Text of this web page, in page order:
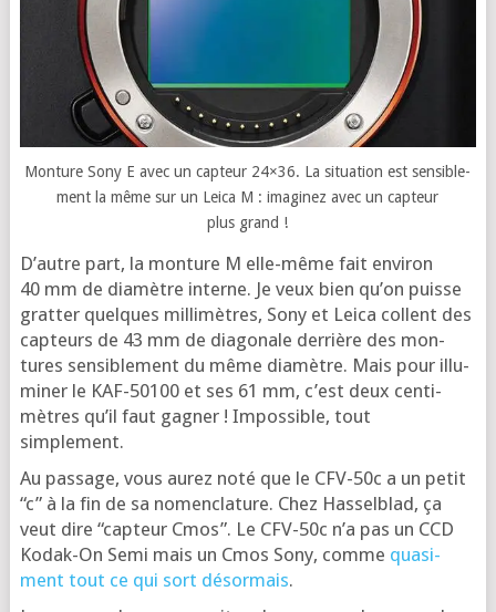
Mon­ture Sony E avec un cap­teur 24×36. La situa­tion est sen­si­ble­
ment la même sur un Lei­ca M : ima­gi­nez avec un cap­teur
plus grand !
D’autre part, la mon­ture M elle-même fait envi­ron
40 mm de dia­mètre interne. Je veux bien qu’on puisse
grat­ter quelques mil­li­mètres, Sony et Lei­ca collent des
cap­teurs de 43 mm de dia­go­nale der­rière des mon­
tures sen­si­ble­ment du même dia­mètre. Mais pour illu­
mi­ner le KAF-50100 et ses 61 mm, c’est deux cen­ti­
mètres qu’il faut gagner ! Impos­sible, tout
simplement.
Au pas­sage, vous aurez noté que le CFV-50c a un petit
“c” à la fin de sa nomen­cla­ture. Chez Has­sel­blad, ça
veut dire “cap­teur Cmos”. Le CFV-50c n’a pas un CCD
Kodak-On Semi mais un Cmos Sony, comme qua­si­
ment tout ce qui sort désor­mais.